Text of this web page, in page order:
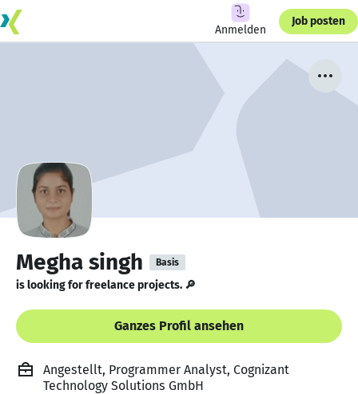
Anmelden
Job posten
Megha singh Basis
is looking for freelance projects. 🔎
Ganzes Profil ansehen
Angestellt, Programmer Analyst, Cognizant
Technology Solutions GmbH